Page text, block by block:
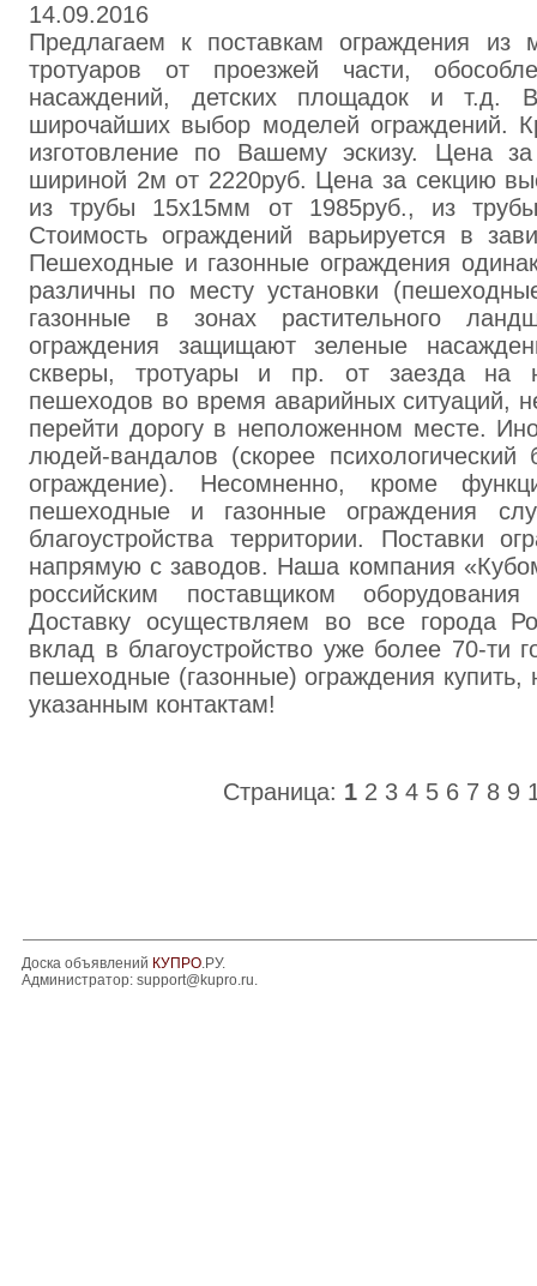
14.09.2016
Предлагаем к поставкам ограждения из
тротуаров от проезжей части,
насаждений, детских площадок и т.д.
широчайших выбор моделей ограждений.
изготовление по Вашему эскизу. Цена
шириной 2м от 2220руб. Цена за секцию
из трубы 15х15мм от 1985руб., из
Стоимость ограждений варьируется в
Пешеходные и газонные ограждения
различны по месту установки
газонные в зонах растительного
ограждения защищают зеленые
скверы, тротуары и пр. от заезда на
пешеходов во время аварийных ситуаций,
перейти дорогу в неположенном месте.
людей-вандалов (скорее психологический
ограждение). Несомненно, кроме
пешеходные и газонные ограждения
благоустройства территории. Поставки
напрямую с заводов. Наша компания
российским поставщиком
Доставку осуществляем во все города
вклад в благоустройство уже более 70-ти
пешеходные (газонные) ограждения купить,
указанным контактам!
Страница: 1 2 3 4 5 6 7 8 9
Доска объявлений КУПРО.РУ.
Администратор: support@kupro.ru.